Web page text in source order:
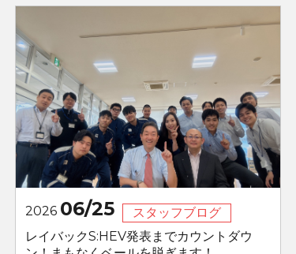
2026 06/25
スタッフブログ
レイバックS:HEV発表までカウントダウ